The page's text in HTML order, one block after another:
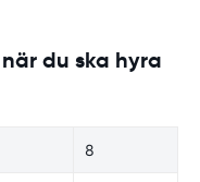
du ska hyra
8